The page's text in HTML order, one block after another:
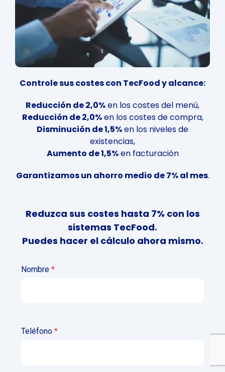
Controle sus costes con TecFood y alcance:
Reducción de 2,0%en los costes del menú,
Reducción de 2,0%en los costes de compra,
Disminución de 1,5%en los niveles de
existencias,
Aumento de 1,5%en facturación
Garantizamos un ahorro medio de 7% al mes.
Reduzca sus costes hasta 7% con los
sistemas TecFood.
Puedes hacer el cálculo ahora mismo.
Nombre
Teléfono